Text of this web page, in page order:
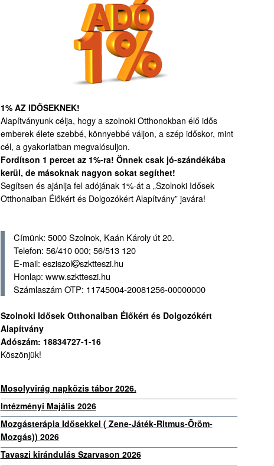
1% AZ IDŐSEKNEK!
Alapítványunk célja, hogy a szolnoki Otthonokban élő idős
emberek élete szebbé, könnyebbé váljon, a szép időskor, mint
cél, a gyakorlatban megvalósuljon.
Fordítson 1 percet az 1%-ra! Önnek csak jó-szándékába
kerül, de másoknak nagyon sokat segíthet!
Segítsen és ajánlja fel adójának 1%-át a „Szolnoki Idősek
Otthonaiban Élőkért és Dolgozókért Alapítvány” javára!
Címünk: 5000 Szolnok, Kaán Károly út 20.
Telefon: 56/410 000; 56/513 120
E-mail: esziszol
szktteszi.hu
Honlap: www.szktteszi.hu
Számlaszám OTP: 11745004-20081256-00000000
Szolnoki Idősek Otthonaiban Élőkért és Dolgozókért
Alapítvány
Adószám: 18834727-1-16
Köszönjük!
Mosolyvirág napközis tábor 2026.
Intézményi Majális 2026
Mozgásterápia Idősekkel ( Zene-Játék-Ritmus-Öröm-
Mozgás)) 2026
Tavaszi kirándulás Szarvason 2026